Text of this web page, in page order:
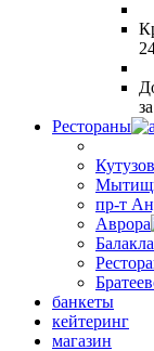
Рестораны
пр-т
Аврора
банкеты
кейтеринг
магазин